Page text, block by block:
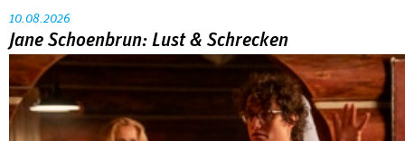
10.08.2026
Jane Schoenbrun: Lust & Schrecken